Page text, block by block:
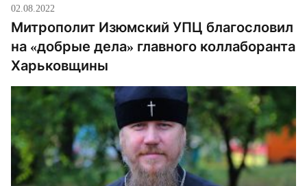
02.08.2022
Митрополит Изюмский УПЦ благословил
на «добрые дела» главного коллаборанта
Харьковщины